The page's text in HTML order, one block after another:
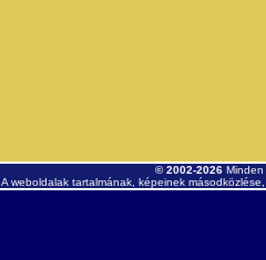
© 2002-2026
A weboldalak tartalmának, képeinek